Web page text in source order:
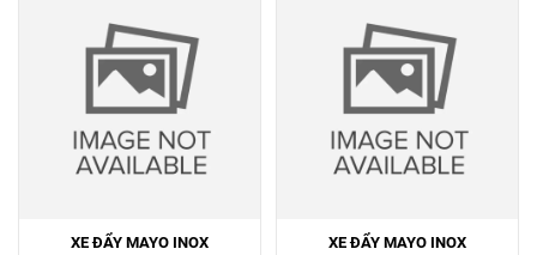
XE ĐẨY MAYO INOX XE ĐẨY MAYO INOX